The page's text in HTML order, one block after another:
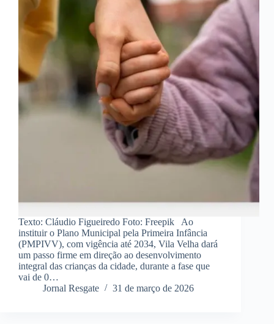
Texto: Cláudio Figueiredo Foto: Freepik Ao
instituir o Plano Municipal pela Primeira Infância
(PMPIVV), com vigência até 2034, Vila Velha dará
um passo firme em direção ao desenvolvimento
integral das crianças da cidade, durante a fase que
vai de 0…
Jornal Resgate
31 de março de 2026